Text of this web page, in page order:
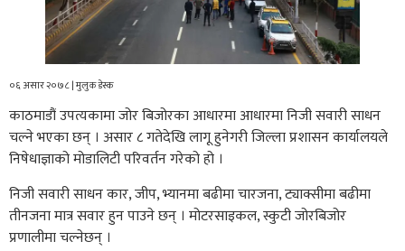
०६ असार २०७८ | मुलुक डेस्क
काठमाडौं उपत्यकामा जोर बिजोरका आधारमा आधारमा निजी सवारी साधन
चल्ने भएका छन् । असार ८ गतेदेखि लागू हुनेगरी जिल्ला प्रशासन कार्यालयले
निषेधाज्ञाको मोडालिटी परिवर्तन गरेको हो ।
निजी सवारी साधन कार, जीप, भ्यानमा बढीमा चारजना, ट्याक्सीमा बढीमा
तीनजना मात्र सवार हुन पाउने छन् । मोटरसाइकल, स्कुटी जोरबिजोर
प्रणालीमा चल्नेछन् ।